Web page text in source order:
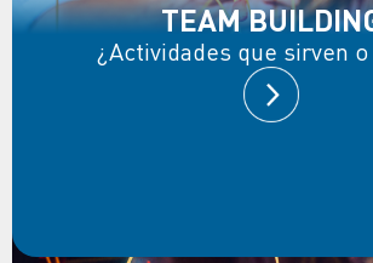
TEAM
¿Actividades que sirven o